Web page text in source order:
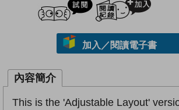
加入／閱讀電子書
內容簡介
This is the 'Adjustable Layout'